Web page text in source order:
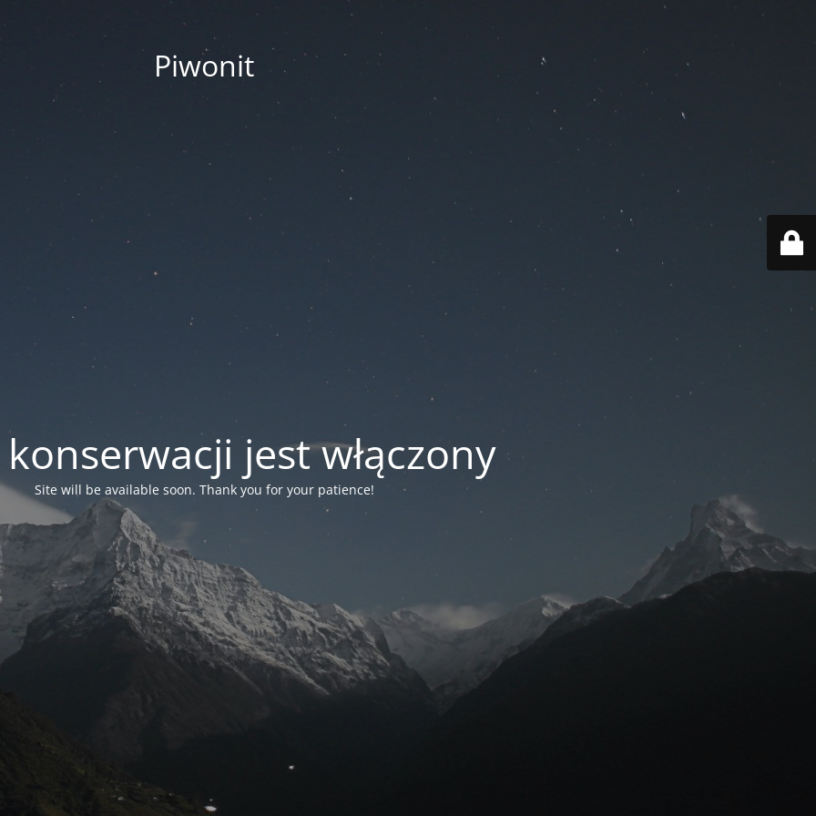
Piwonit
jest włączony
Site will be available soon. Thank you for your patience!